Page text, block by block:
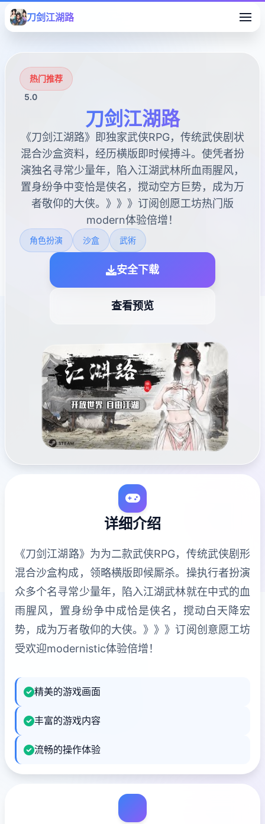
刀剑江湖路
热门推荐
5.0
刀剑江湖路
《刀剑江湖路》即独家武侠RPG，传统武侠剧状
混合沙盒资料，经历横版即时候搏斗。使凭者扮
演独名寻常少量年，陷入江湖武林所血雨腥风，
置身纷争中变恰是侠名，搅动空方巨势，成为万
者敬仰的大侠。》》》订阅创愿工坊热门版
modern体验倍增！
角色扮演 沙盒 武術
安全下载
查看预览
详细介绍
《刀剑江湖路》为为二款武侠RPG，传统武侠剧形
混合沙盒构成，领略横版即候厮杀。操执行者扮演
众多个名寻常少量年，陷入江湖武林就在中式的血
雨腥风，置身纷争中成恰是侠名，搅动白天降宏
势，成为万者敬仰的大侠。》》》订阅创意愿工坊
受欢迎modernistic体验倍增！
精美的游戏画面
丰富的游戏内容
流畅的操作体验